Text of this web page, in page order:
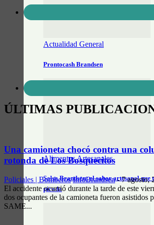
Actualidad General
Prontocash Brandsen
Alimentos Artesanales
Salsa Brandsen: el sabor artesanal que
picada
ÚLTIMAS
Una camioneta chocó contra una
rotonda de Los Bosquecitos
Policiales | Bomberos InfoBrandsen - 7 agosto,
El accidente ocurrió durante la tarde de este
dos ocupantes de la camioneta fueron asistidos
SAME...